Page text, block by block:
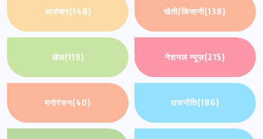
कारोबार(148) खेती/किसानी(138)
खेल(119) नेशनल न्यूज़(215)
मनोरंजन(40) राजनीति(186)